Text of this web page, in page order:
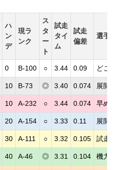
ハ
ン
デ
現ラ
ンク
ス
タ
ー
ト
試走
タイ
ム
試走
偏差
選手
0 B-100 ○ 3.44 0.09 どこ
10 B-73 ◎ 3.40 0.074 展開
10 A-232 ○ 3.44 0.074 早め
20 A-154 ○ 3.33 0.11 展開
30 A-111 ○ 3.32 0.105 試走
40 A-46 ◎ 3.31 0.104 機力